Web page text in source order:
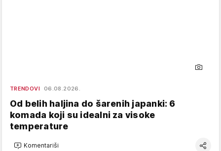
TRENDOVI 06.08.2026.
Od belih haljina do šarenih japanki: 6
komada koji su idealni za visoke
temperature
Komentariši